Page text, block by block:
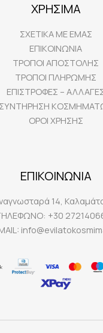
ΧΡΗΣΙΜΑ
ΣΧΕΤΙΚΑ ΜΕ ΕΜΑΣ
ΕΠΙΚΟΙΝΩΝΙΑ
ΤΡΟΠΟΙ ΑΠΟΣΤΟΛΗΣ
ΤΡΟΠΟΙ ΠΛΗΡΩΜΗΣ
ΕΠΙΣΤΡΟΦΕΣ –
ΣΥΝΤΗΡΗΣΗ
ΟΡΟΙ ΧΡΗΣΗΣ
ΕΠΙΚΟΙΝΩΝΙΑ
14,
+30